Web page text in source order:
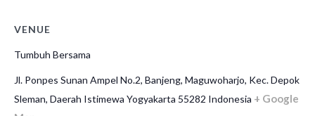
VENUE
Tumbuh Bersama
Jl. Ponpes Sunan Ampel No.2, Banjeng, Maguwoharjo, Kec. Depok
Sleman, Daerah Istimewa Yogyakarta 55282 Indonesia + Google